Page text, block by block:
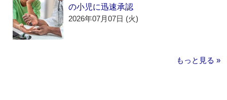
の小児に迅速承認
2026年07月07日 (火)
もっと見る »